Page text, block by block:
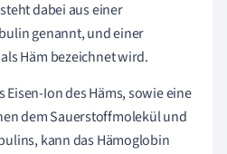
dabei aus einer
genannt, und einer
Häm bezeichnet wird.
Eisen-Ion des Häms, sowie eine
dem Sauerstoffmolekül und
kann das Hämoglobin